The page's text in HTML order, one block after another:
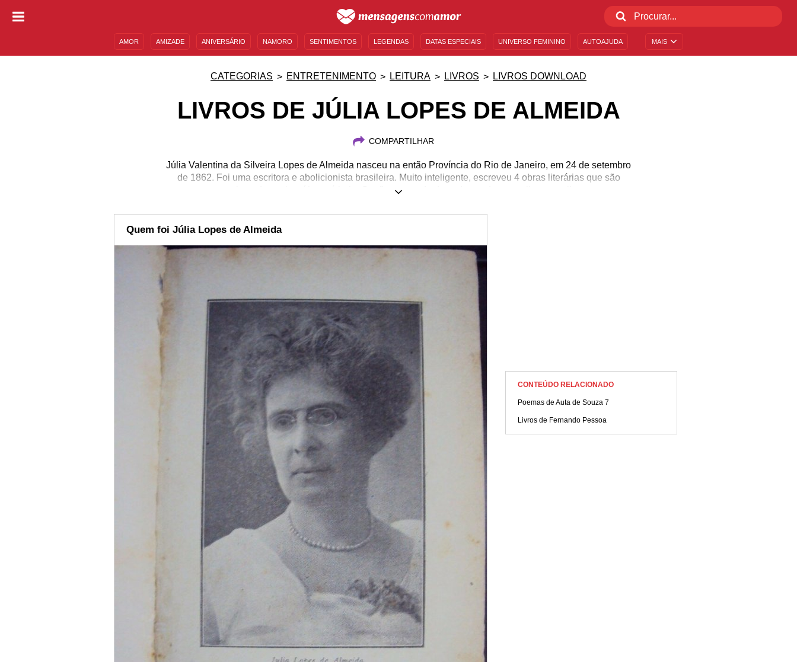
MAIS
AMOR AMIZADE ANIVERSÁRIO NAMORO SENTIMENTOS LEGENDAS DATAS ESPECIAIS UNIVERSO FEMININO AUTOAJUDA
CATEGORIAS ENTRETENIMENTO LEITURA LIVROS LIVROS DOWNLOAD
LIVROS DE JÚLIA LOPES DE ALMEIDA
COMPARTILHAR
Júlia Valentina da Silveira Lopes de Almeida nasceu na então Província do Rio de Janeiro, em 24 de setembro
de 1862. Foi uma escritora e abolicionista brasileira. Muito inteligente, escreveu 4 obras literárias que são
aclamadas pela crítica até hoje. Confira o enredo de cada um dos seus livros aqui!
Quem foi Júlia Lopes de Almeida
CONTEÚDO RELACIONADO
Poemas de Auta de Souza 7
Livros de Fernando Pessoa